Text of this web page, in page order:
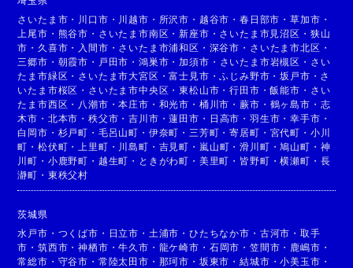
さいたま市 ・ 川口市 ・ 川越市 ・ 所沢市 ・ 越谷市 ・春日部市 ・草加市 ・
上尾市 ・ 熊谷市 ・ さいたま市南区 ・新座市 ・ さいたま市見沼区 ・ 狭山
市 ・ 久喜市 ・ 入間市 ・ さいたま市浦和区 ・ 深谷市 ・ さいたま市北区 ・
三郷市 ・ 朝霞市 ・ 戸田市 ・鴻巣市 ・加須市 ・ さいたま市岩槻区 ・ さい
たま市緑区 ・ さいたま市大宮区 ・富士見市 ・ふじみ野市 ・坂戸市 ・ さ
いたま市桜区 ・ さいたま市中央区 ・東松山市 ・行田市 ・飯能市 ・ さい
たま市西区 ・ 八潮市 ・本庄市 ・ 和光市 ・ 桶川市 ・蕨市 ・ 鶴ヶ島市 ・ 志
木市 ・ 北本市 ・秩父市 ・吉川市 ・蓮田市 ・ 日高市 ・ 羽生市 ・幸手市 ・
白岡市 ・ 杉戸町 ・ 毛呂山町 ・ 伊奈町 ・ 三芳町 ・寄居町 ・ 宮代町 ・ 小川
町 ・松伏町 ・ 上里町 ・ 川島町 ・ 吉見町 ・ 嵐山町 ・滑川町 ・鳩山町 ・ 神
川町 ・ 小鹿野町 ・ 越生町 ・ ときがわ町 ・ 美里町 ・ 皆野町 ・横瀬町 ・ 長
瀞町 ・ 東秩父村
茨城県
水戸市 ・ つくば市 ・ 日立市 ・ 土浦市 ・ひたちなか市 ・ 古河市 ・ 取手
市 ・筑西市 ・神栖市 ・牛久市 ・ 龍ケ崎市 ・ 石岡市 ・ 笠間市 ・ 鹿嶋市 ・
常総市 ・ 守谷市 ・ 常陸太田市 ・ 那珂市 ・ 坂東市 ・結城市 ・小美玉市 ・